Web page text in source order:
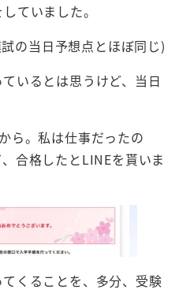
ていました。
の当日予想点とほぼ同じ)
いるとは思うけど、当日
ら。私は仕事だったの
合格したとLINEを貰いま
くることを、多分、受験